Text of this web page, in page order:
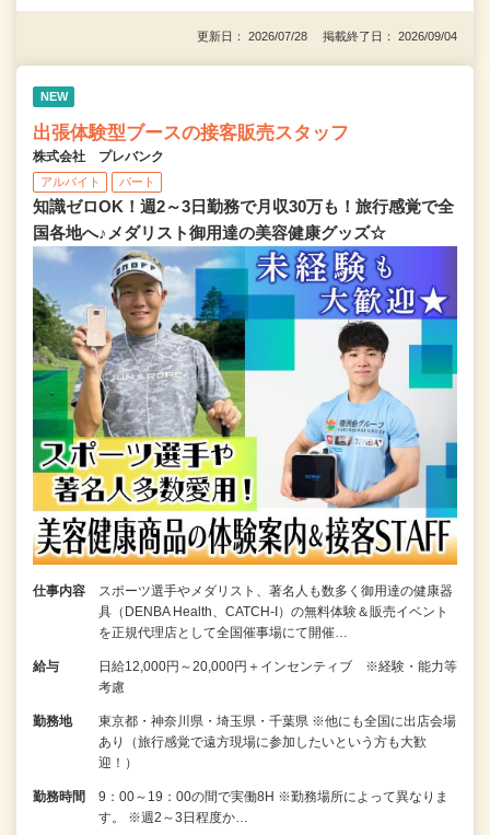
更新日： 2026/07/28 掲載終了日： 2026/09/04
NEW
出張体験型ブースの接客販売スタッフ
株式会社 プレバンク
アルバイト パート
知識ゼロOK！週2～3日勤務で月収30万も！旅行感覚で全
国各地へ♪メダリスト御用達の美容健康グッズ☆
仕事内容
スポーツ選手やメダリスト、著名人も数多く御用達の健康器
具（DENBA Health、CATCH-I）の無料体験＆販売イベント
を正規代理店として全国催事場にて開催…
給与
日給12,000円～20,000円＋インセンティブ ※経験・能力等
考慮
勤務地
東京都・神奈川県・埼玉県・千葉県 ※他にも全国に出店会場
あり（旅行感覚で遠方現場に参加したいという方も大歓
迎！）
勤務時間
9：00～19：00の間で実働8H ※勤務場所によって異なりま
す。 ※週2～3日程度か…